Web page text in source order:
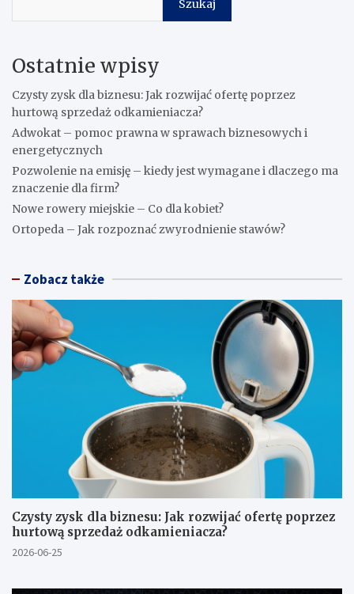
Szukaj
Ostatnie wpisy
Czysty zysk dla biznesu: Jak rozwijać ofertę poprzez
hurtową sprzedaż odkamieniacza?
Adwokat – pomoc prawna w sprawach biznesowych i
energetycznych
Pozwolenie na emisję – kiedy jest wymagane i dlaczego ma
znaczenie dla firm?
Nowe rowery miejskie – Co dla kobiet?
Ortopeda – Jak rozpoznać zwyrodnienie stawów?
Zobacz także
Czysty zysk dla biznesu: Jak rozwijać ofertę poprzez
hurtową sprzedaż odkamieniacza?
2026-06-25